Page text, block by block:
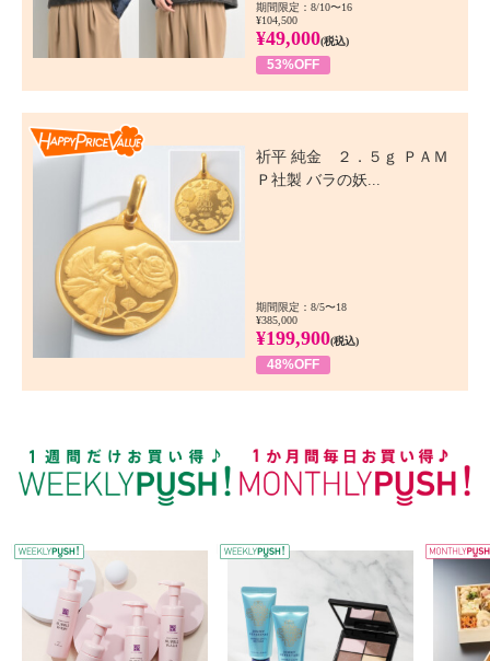
期間限定：8/10〜16
¥104,500
¥49,000(税込)
53%OFF
祈平 純金 ２．５ｇ ＰＡＭ
Ｐ社製 バラの妖...
期間限定：8/5〜18
¥385,000
¥199,900(税込)
48%OFF
WEEKLY PUSH